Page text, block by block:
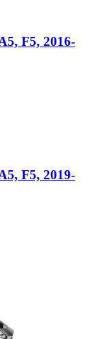
F5, 2016-
F5, 2019-